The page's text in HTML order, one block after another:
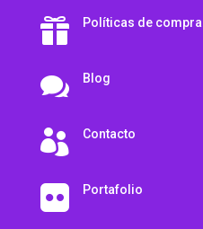
 Políticas de compra
 Blog
 Contacto
 Portafolio